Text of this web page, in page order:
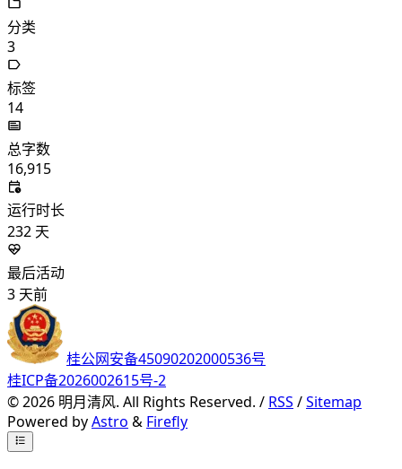
分类
3
标签
14
总字数
16,915
运行时长
232 天
最后活动
3 天前
桂公网安备45090202000536号
桂ICP备2026002615号-2
©2026 明月清风. All Rights Reserved. / RSS /Sitemap
Powered byAstro & Firefly